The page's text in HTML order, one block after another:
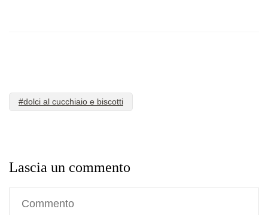
#dolci al cucchiaio e biscotti
Lascia un commento